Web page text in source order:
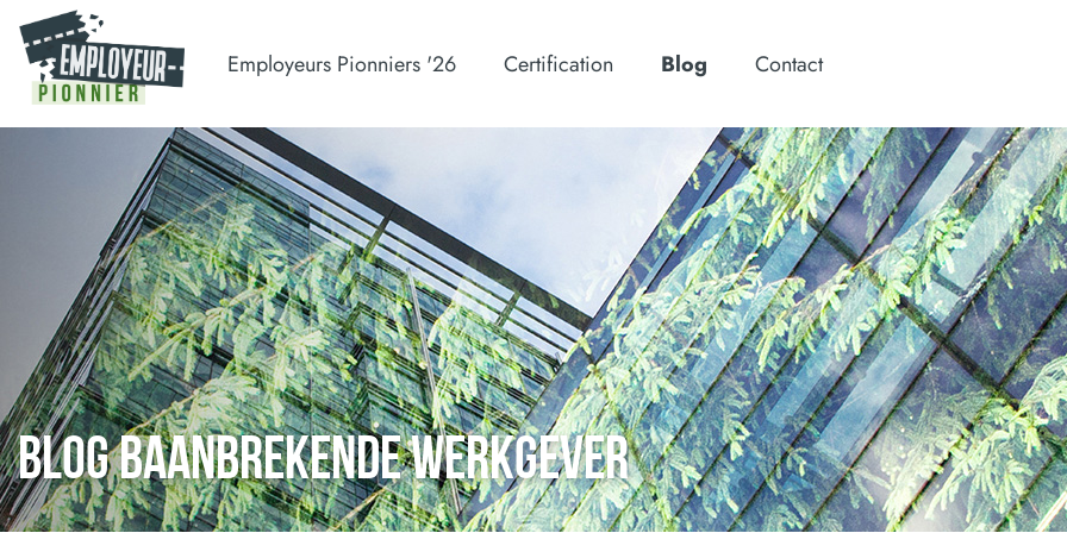
Employeurs Pionniers '26 Certification Blog Contact
BLOG BAANBREKENDE WERKGEVER